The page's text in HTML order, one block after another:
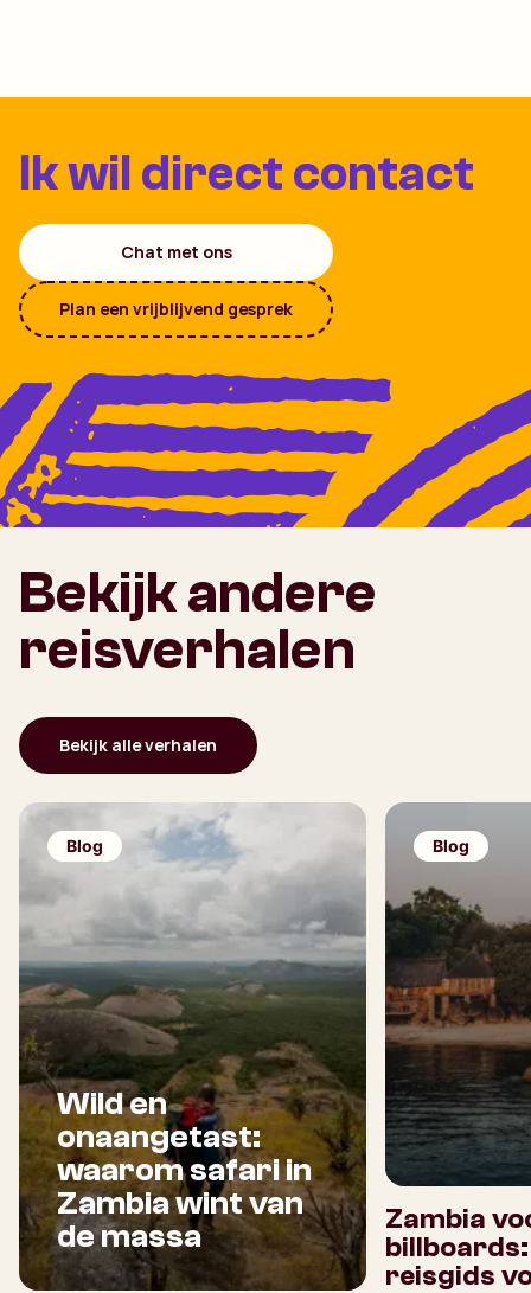
Ik wil direct contact
Chat met ons
Plan een vrijblijvend gesprek
Bekijk andere
reisverhalen
Bekijk alle verhalen
Blog
Wild en
onaangetast:
waarom safari in
Zambia wint van
de massa
Blog
Zambia
reisgids